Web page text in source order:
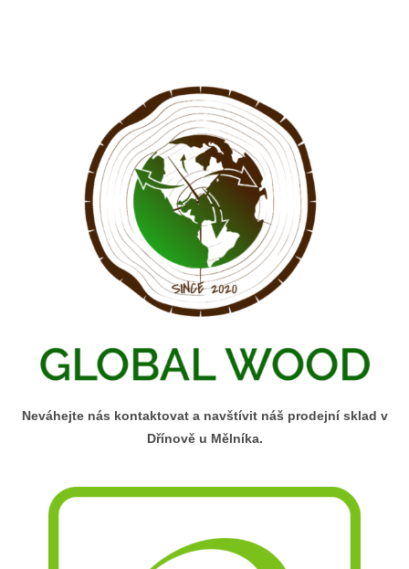
Neváhejte nás kontaktovat a navštívit náš prodejní sklad v
Dřínově u Mělníka.